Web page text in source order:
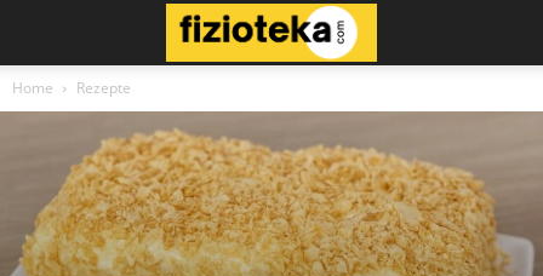
Home Rezepte